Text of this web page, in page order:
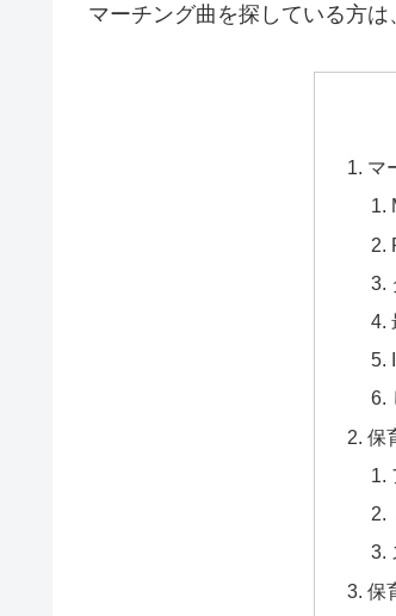
マーチング曲を探している方は
マ
保
保